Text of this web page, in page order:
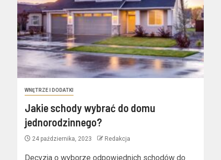
WNĘTRZE I DODATKI
Jakie schody wybrać do domu
jednorodzinnego?
24 października, 2023 Redakcja
Decyzja o wyborze odpowiednich schodów do